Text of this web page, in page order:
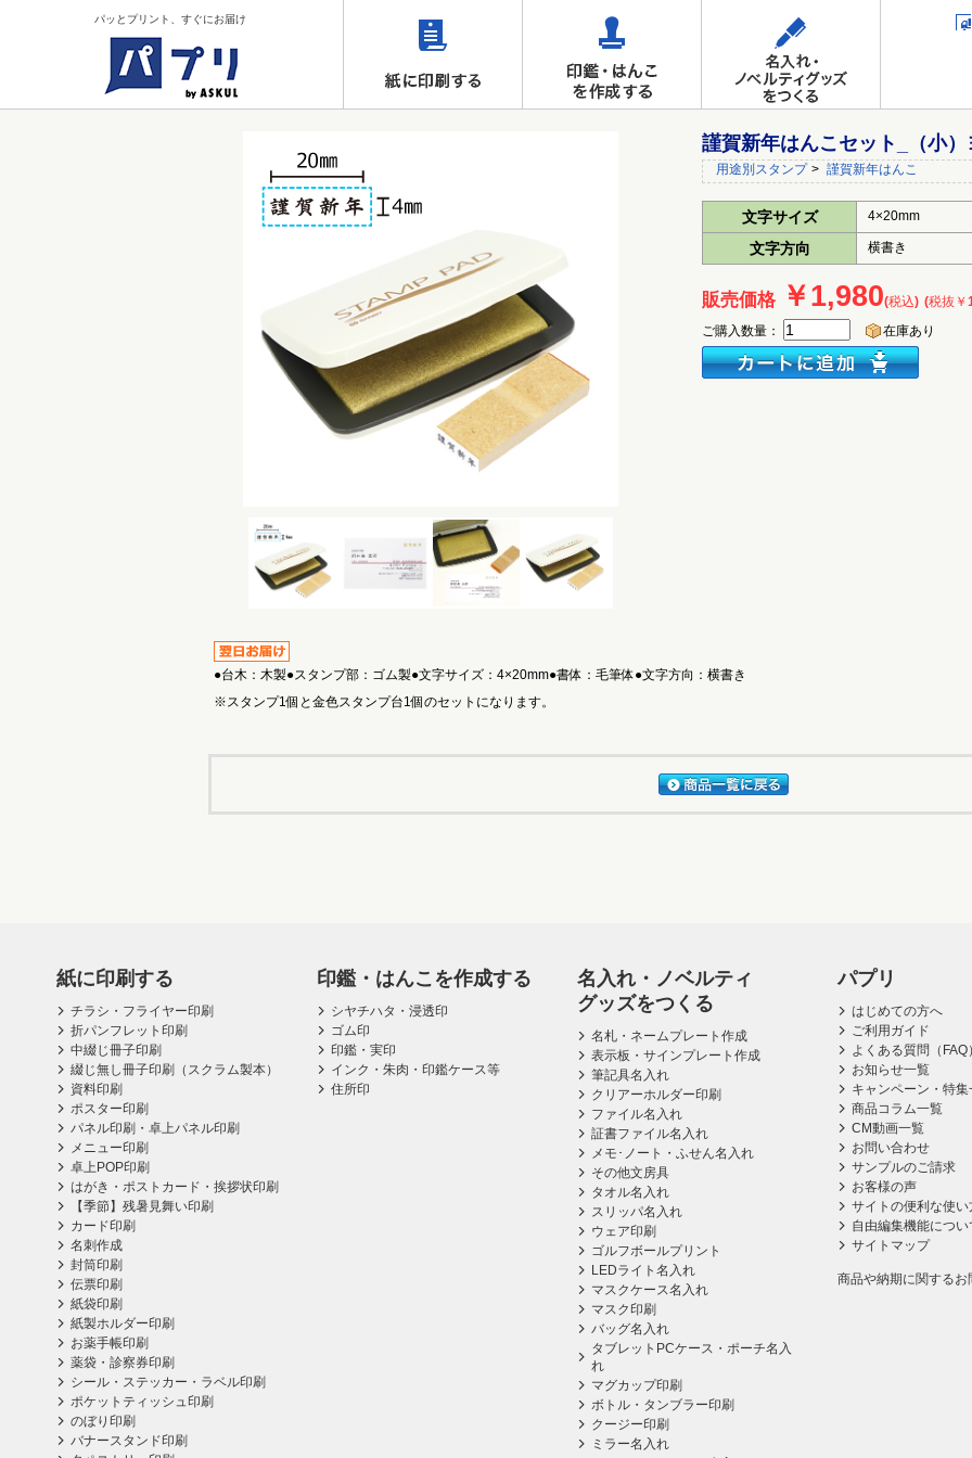
パッとプリント、すぐにお届け
謹賀新年はんこセット_（小
用途別スタンプ > 謹賀新年はんこ
文字サイズ 4×20mm
文字方向 横書き
販売価格 ￥1,980(税込) (税抜￥
ご購入数量： 在庫あり
●台木：木製●スタンプ部：ゴム製●文字サイズ：4×20mm●書体：毛筆体●文字方向：横書き
※スタンプ1個と金色スタンプ台1個のセットになります。
紙に印刷する
チラシ・フライヤー印刷
折パンフレット印刷
中綴じ冊子印刷
綴じ無し冊子印刷（スクラム製本）
資料印刷
ポスター印刷
パネル印刷・卓上パネル印刷
メニュー印刷
卓上POP印刷
はがき・ポストカード・挨拶状印刷
【季節】残暑見舞い印刷
カード印刷
名刺作成
封筒印刷
伝票印刷
紙袋印刷
紙製ホルダー印刷
お薬手帳印刷
薬袋・診察券印刷
シール・ステッカー・ラベル印刷
ポケットティッシュ印刷
のぼり印刷
バナースタンド印刷
印鑑・はんこを作成する
シヤチハタ・浸透印
ゴム印
印鑑・実印
インク・朱肉・印鑑ケース等
住所印
名入れ・ノベルティ
グッズをつくる
名札・ネームプレート作成
表示板・サインプレート作成
筆記具名入れ
クリアーホルダー印刷
ファイル名入れ
証書ファイル名入れ
メモ･ノート・ふせん名入れ
その他文房具
タオル名入れ
スリッパ名入れ
ウェア印刷
ゴルフボールプリント
LEDライト名入れ
マスクケース名入れ
マスク印刷
バッグ名入れ
タブレットPCケース・ポーチ名入
れ
マグカップ印刷
ボトル・タンブラー印刷
クージー印刷
ミラー名入れ
パプリ
はじめての方へ
ご利用ガイド
よくある質問（FAQ
お知らせ一覧
キャンペーン・特集
商品コラム一覧
CM動画一覧
お問い合わせ
サンプルのご請求
お客様の声
サイトの便利な使い
自由編集機能につい
サイトマップ
商品や納期に関するお